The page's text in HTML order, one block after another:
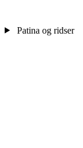
Patina og ridser